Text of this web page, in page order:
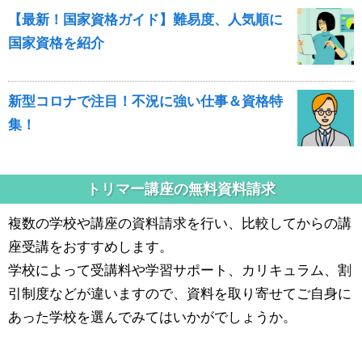
【最新！国家資格ガイド】難易度、人気順に
国家資格を紹介
新型コロナで注目！不況に強い仕事＆資格特
集！
トリマー講座の無料資料請求
複数の学校や講座の資料請求を行い、比較してからの講
座受講をおすすめします。
学校によって受講料や学習サポート、カリキュラム、割
引制度などが違いますので、資料を取り寄せてご自身に
あった学校を選んでみてはいかがでしょうか。